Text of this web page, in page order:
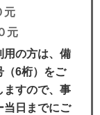
の方は、備
（6桁）をご
ますので、事
当日までにご